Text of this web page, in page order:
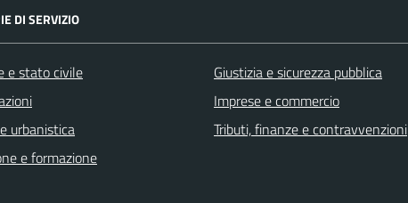
DI SERVIZIO
e stato civile
urbanistica
e formazione
Giustizia e sicurezza pubblica
Imprese e commercio
Tributi, finanze e contravvenzioni